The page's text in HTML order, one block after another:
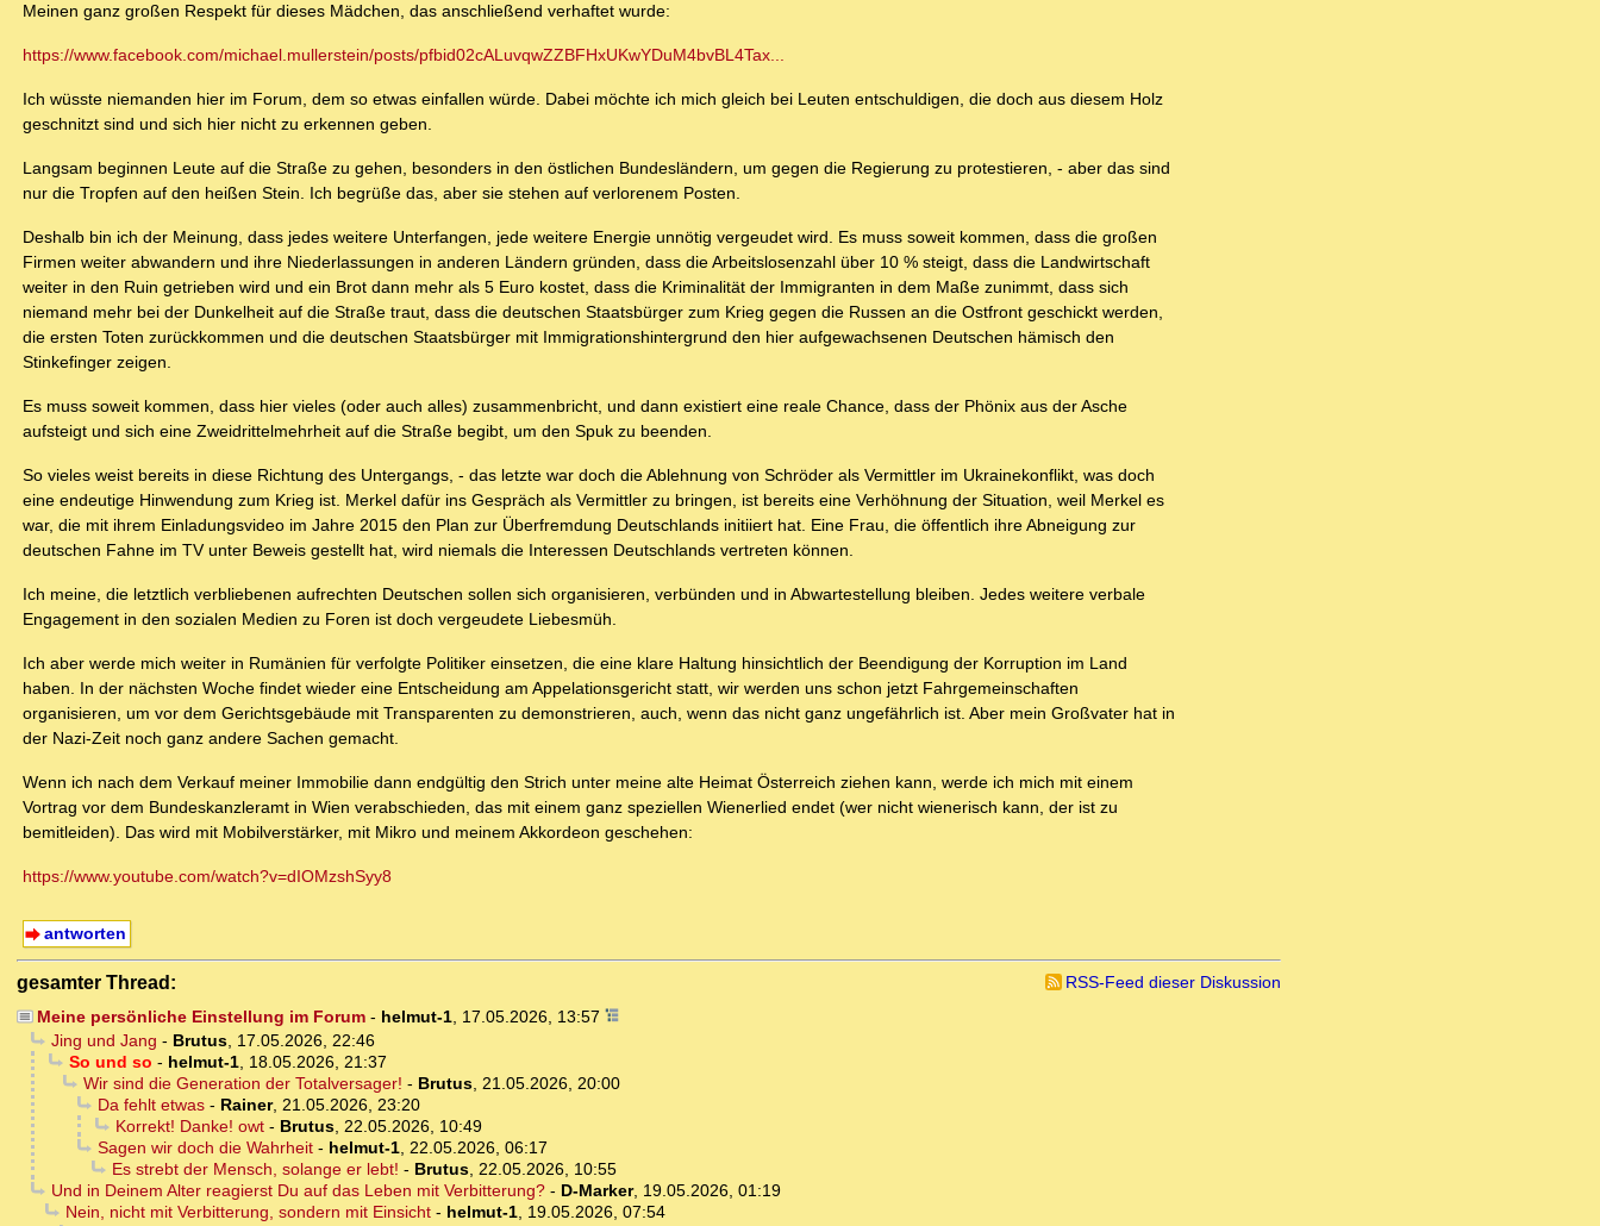
Meinen ganz großen Respekt für dieses Mädchen, das anschließend verhaftet wurde:
https://www.facebook.com/michael.mullerstein/posts/pfbid02cALuvqwZZBFHxUKwYDuM4bvBL4Tax...
Ich wüsste niemanden hier im Forum, dem so etwas einfallen würde. Dabei möchte ich mich gleich bei Leuten entschuldigen, die doch aus diesem Holz
geschnitzt sind und sich hier nicht zu erkennen geben.
Langsam beginnen Leute auf die Straße zu gehen, besonders in den östlichen Bundesländern, um gegen die Regierung zu protestieren, - aber das sind
nur die Tropfen auf den heißen Stein. Ich begrüße das, aber sie stehen auf verlorenem Posten.
Deshalb bin ich der Meinung, dass jedes weitere Unterfangen, jede weitere Energie unnötig vergeudet wird. Es muss soweit kommen, dass die großen
Firmen weiter abwandern und ihre Niederlassungen in anderen Ländern gründen, dass die Arbeitslosenzahl über 10 % steigt, dass die Landwirtschaft
weiter in den Ruin getrieben wird und ein Brot dann mehr als 5 Euro kostet, dass die Kriminalität der Immigranten in dem Maße zunimmt, dass sich
niemand mehr bei der Dunkelheit auf die Straße traut, dass die deutschen Staatsbürger zum Krieg gegen die Russen an die Ostfront geschickt werden,
die ersten Toten zurückkommen und die deutschen Staatsbürger mit Immigrationshintergrund den hier aufgewachsenen Deutschen hämisch den
Stinkefinger zeigen.
Es muss soweit kommen, dass hier vieles (oder auch alles) zusammenbricht, und dann existiert eine reale Chance, dass der Phönix aus der Asche
aufsteigt und sich eine Zweidrittelmehrheit auf die Straße begibt, um den Spuk zu beenden.
So vieles weist bereits in diese Richtung des Untergangs, - das letzte war doch die Ablehnung von Schröder als Vermittler im Ukrainekonflikt, was doch
eine endeutige Hinwendung zum Krieg ist. Merkel dafür ins Gespräch als Vermittler zu bringen, ist bereits eine Verhöhnung der Situation, weil Merkel es
war, die mit ihrem Einladungsvideo im Jahre 2015 den Plan zur Überfremdung Deutschlands initiiert hat. Eine Frau, die öffentlich ihre Abneigung zur
deutschen Fahne im TV unter Beweis gestellt hat, wird niemals die Interessen Deutschlands vertreten können.
Ich meine, die letztlich verbliebenen aufrechten Deutschen sollen sich organisieren, verbünden und in Abwartestellung bleiben. Jedes weitere verbale
Engagement in den sozialen Medien zu Foren ist doch vergeudete Liebesmüh.
Ich aber werde mich weiter in Rumänien für verfolgte Politiker einsetzen, die eine klare Haltung hinsichtlich der Beendigung der Korruption im Land
haben. In der nächsten Woche findet wieder eine Entscheidung am Appelationsgericht statt, wir werden uns schon jetzt Fahrgemeinschaften
organisieren, um vor dem Gerichtsgebäude mit Transparenten zu demonstrieren, auch, wenn das nicht ganz ungefährlich ist. Aber mein Großvater hat in
der Nazi-Zeit noch ganz andere Sachen gemacht.
Wenn ich nach dem Verkauf meiner Immobilie dann endgültig den Strich unter meine alte Heimat Österreich ziehen kann, werde ich mich mit einem
Vortrag vor dem Bundeskanzleramt in Wien verabschieden, das mit einem ganz speziellen Wienerlied endet (wer nicht wienerisch kann, der ist zu
bemitleiden). Das wird mit Mobilverstärker, mit Mikro und meinem Akkordeon geschehen:
https://www.youtube.com/watch?v=dIOMzshSyy8
antworten
gesamter Thread:
RSS-Feed dieser Diskussion
Meine persönliche Einstellung im Forum- helmut-1, 17.05.2026, 13:57
Jing und Jang - Brutus, 17.05.2026, 22:46
So und so - helmut-1, 18.05.2026, 21:37
Wir sind die Generation der Totalversager! - Brutus, 21.05.2026, 20:00
Da fehlt etwas- Rainer, 21.05.2026, 23:20
Korrekt! Danke! owt- Brutus, 22.05.2026, 10:49
Sagen wir doch die Wahrheit- helmut-1, 22.05.2026, 06:17
Es strebt der Mensch, solange er lebt! - Brutus, 22.05.2026, 10:55
Und in Deinem Alter reagierst Du auf das Leben mit Verbitterung?- D-Marker, 19.05.2026, 01:19
Nein, nicht mit Verbitterung, sondern mit Einsicht- helmut-1, 19.05.2026, 07:54